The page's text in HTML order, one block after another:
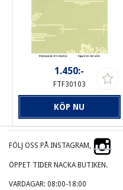
1.450:-
FTF30103
KÖP NU
FÖLJ OSS PÅ INSTAGRAM,
ÖPPET TIDER NACKA BUTIKEN.
VARDAGAR: 08:00-18:00